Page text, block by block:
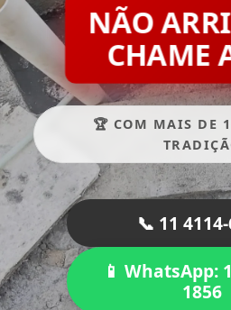
NÃO
CHAME
🏆 COM MAIS DE
📞 11
📱 WhatsApp:
1856